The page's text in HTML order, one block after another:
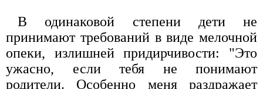
В одинаковой степени дети не
принимают требований в виде мелочной
опеки, излишней придирчивости: "Это
ужасно, если тебя не понимают
родители. Особенно меня раздражает